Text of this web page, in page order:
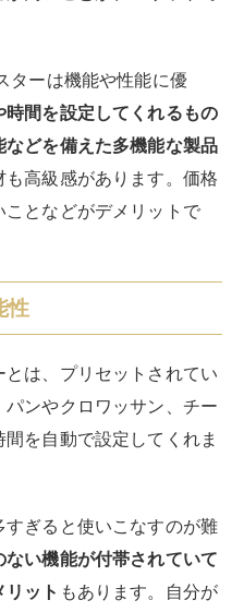
ターは機能や性能に優
間を設定してくれるもの
どを備えた多機能な製品
高級感があります。価格
となどがデメリットで
性
とは、プリセットされてい
ンやクロワッサン、チー
を自動で設定してくれま
ぎると使いこなすのが難
ない機能が付帯されていて
ット もあります。自分が